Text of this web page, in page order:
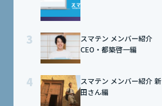
3
スマテン メンバー紹介
CEO・都築啓一編
4
スマテン メンバー紹介 新
田さん編